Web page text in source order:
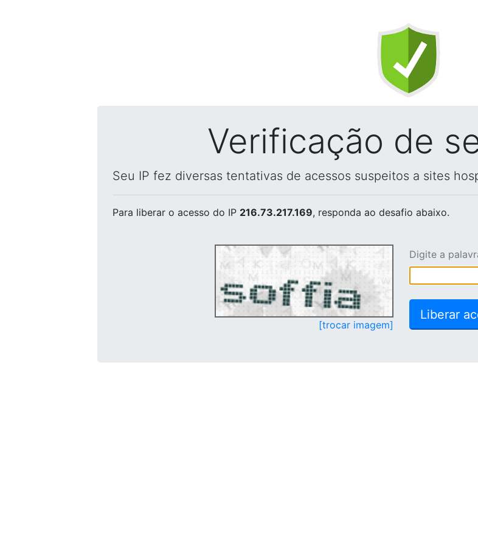
Verificação de
Seu IP fez diversas tentativas de acessos suspeitos a sites
Para liberar o acesso do IP 216.73.217.169, responda ao desafio abaixo.
[trocar imagem]
Digite a